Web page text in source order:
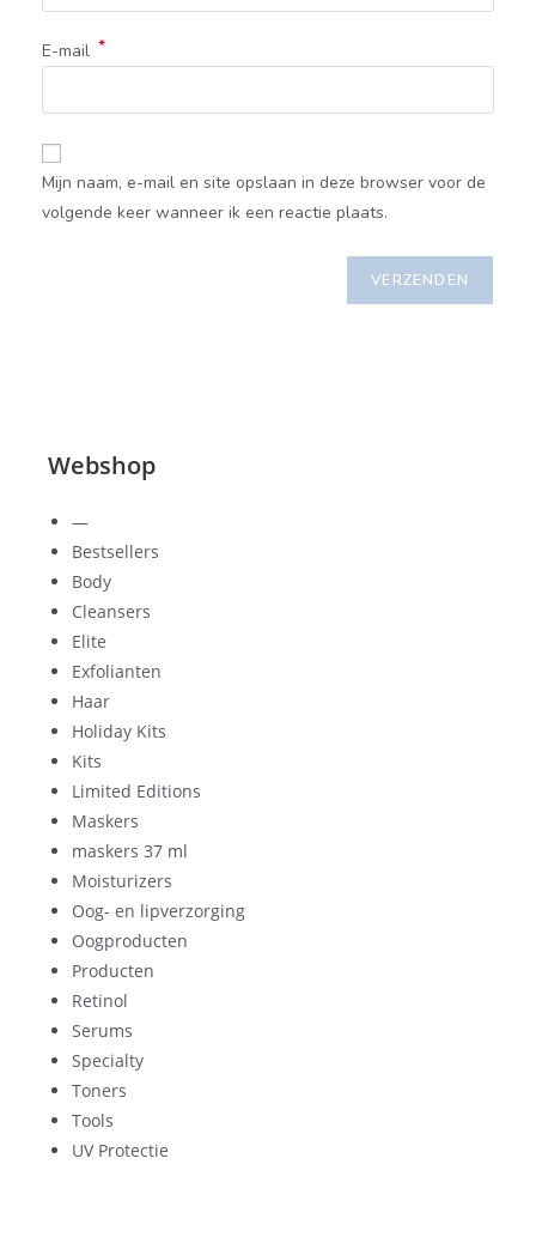
E-mail *
Mijn naam, e-mail en site opslaan in deze browser voor de
volgende keer wanneer ik een reactie plaats.
Webshop
—
Bestsellers
Body
Cleansers
Elite
Exfolianten
Haar
Holiday Kits
Kits
Limited Editions
Maskers
maskers 37 ml
Moisturizers
Oog- en lipverzorging
Oogproducten
Producten
Retinol
Serums
Specialty
Toners
Tools
UV Protectie